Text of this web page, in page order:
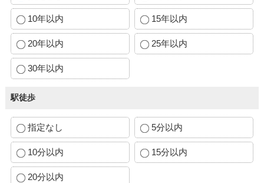
10年以内 15年以内
20年以内 25年以内
30年以内
駅徒歩
指定なし 5分以内
10分以内 15分以内
20分以内